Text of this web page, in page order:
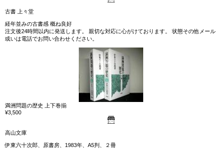
古書 上々堂
経年並みの古書感 概ね良好
注文後24時間以内に発送します。 親切な対応に心がけております。 状態その他メール
或いは電話でお問い合わせください。
満洲問題の歴史 上下巻揃
¥3,500
高山文庫
伊東六十次郎、原書房、1983年、A5判、２冊